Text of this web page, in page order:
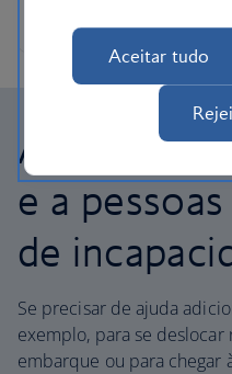
Assistência
e a
de
Se precisar de ajuda
exemplo, para se
embarque ou para chegar
Aceitar tudo